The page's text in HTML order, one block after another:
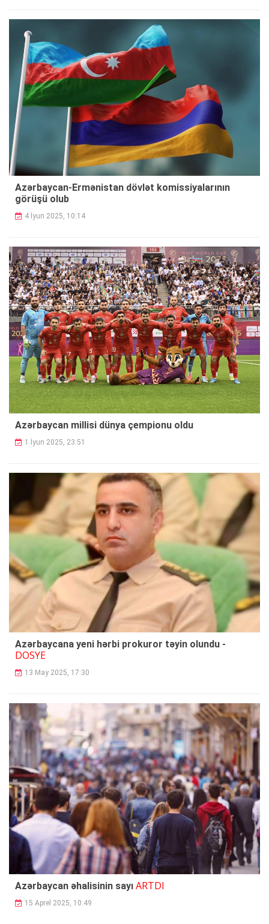
Azərbaycan-Ermənistan dövlət komissiyalarının
görüşü olub
4 İyun 2025, 10:14
Azərbaycan millisi dünya çempionu oldu
1 İyun 2025, 23:51
Azərbaycana yeni hərbi prokuror təyin olundu -
DOSYE
13 May 2025, 17:30
Azərbaycan əhalisinin sayı ARTDI
15 Aprel 2025, 10:49